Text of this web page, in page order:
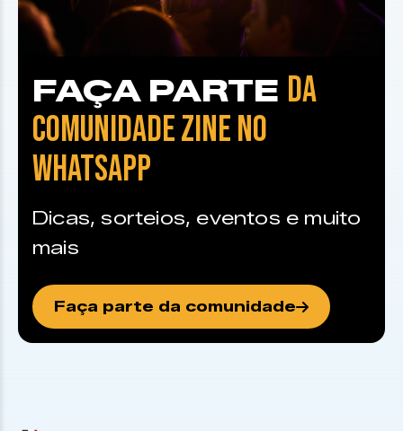
FAÇA PARTE DA
COMUNIDADE ZINE NO
WHATSAPP
Dicas, sorteios, eventos e muito
mais
Faça parte da comunidade